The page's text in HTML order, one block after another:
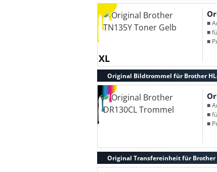
XL
■
■
■
Original Bildtrommel für Brother
■
■
■
Original Transfereinheit für Brother